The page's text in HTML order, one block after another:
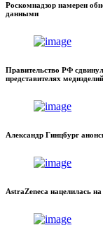
Роскомнадзор намерен
данными
Правительство РФ
представителях медизделий
Александр Гинцбург
AstraZeneca нацелилась